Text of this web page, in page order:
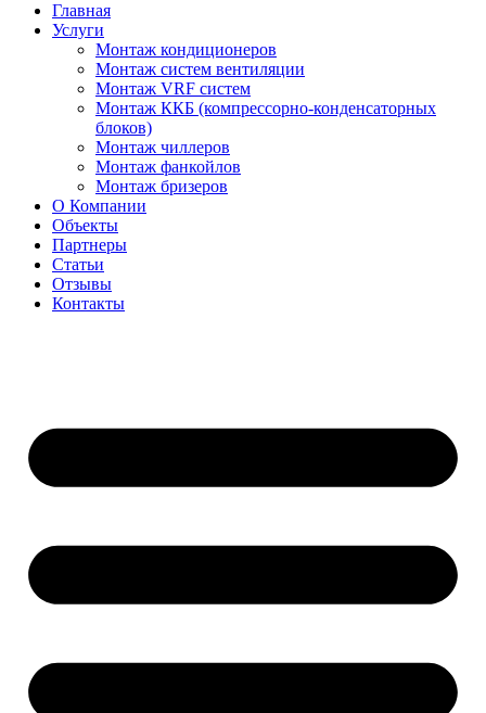
Главная
Услуги
Монтаж кондиционеров
Монтаж cистем вентиляции
Монтаж VRF систем
Монтаж ККБ (компрессорно-конденсаторных
блоков)
Монтаж чиллеров
Монтаж фанкойлов
Монтаж бризеров
О Компании
Объекты
Партнеры
Статьи
Отзывы
Контакты